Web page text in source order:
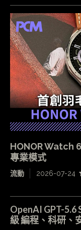
HONOR Watch
專業模式
流動 2026-07-24
OpenAI GPT-5.6
級 編程、科研、